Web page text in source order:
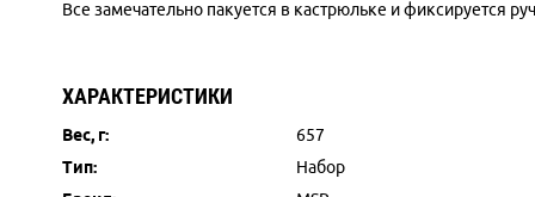
Все замечательно пакуется в кастрюльке и фиксируется
ХАРАКТЕРИСТИКИ
Вес, г:
657
Тип:
Набор